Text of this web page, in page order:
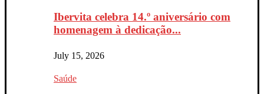
Ibervita celebra 14.º aniversário com
homenagem à dedicação...
July 15, 2026
Saúde